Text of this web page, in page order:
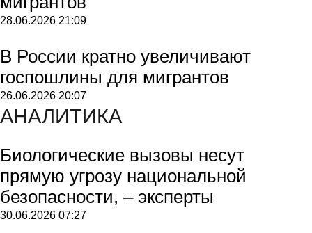
28.06.2026 21:09
В России кратно увеличивают
госпошлины для мигрантов
26.06.2026 20:07
АНАЛИТИКА
Биологические вызовы несут
прямую угрозу национальной
безопасности, – эксперты
30.06.2026 07:27